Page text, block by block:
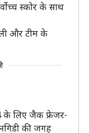
स्कोर के साथ
और टीम के
के लिए जैक फ्रेजर-
की जगह